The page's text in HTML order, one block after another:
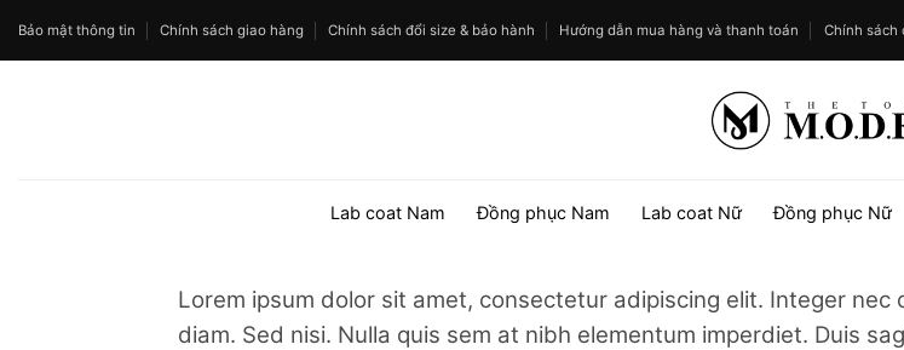
quaBảo mật thông tin Chính sách giao hàng Chính sách đổi size & bảo hành Hướng dẫn mua hàng và thanh toán Chính sách
Lab coat Nam Đồng phục Nam Lab coat Nữ Đồng phục Nữ
Lorem ipsum dolor sit amet, consectetur adipiscing elit. Integer
diam. Sed nisi. Nulla quis sem at nibh elementum imperdiet. Duis